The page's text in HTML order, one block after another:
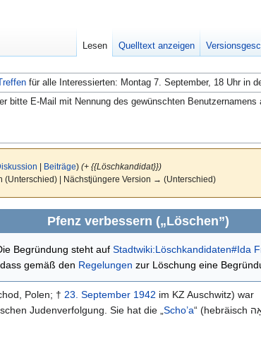
für alle Interessierten: Montag 7. September, 18 Uhr in
bitte E-Mail mit Nennung des gewünschten Benutzernamens
| Beiträge) (+ {{Löschkandidat}})
(Unterschied) | Nächstjüngere Version → (Unterschied)
Pfenz verbessern („Löschen”)
Begründung steht auf Stadtwiki:Löschkandidaten#Ida
gemäß den Regelungen zur Löschung eine
Polen; † 23. September 1942 im KZ Auschwitz) war
Judenverfolgung. Sie hat die „Scho’a“ (hebräisch הַשׁוֹאָה;
Lesen Quelltext anzeigen